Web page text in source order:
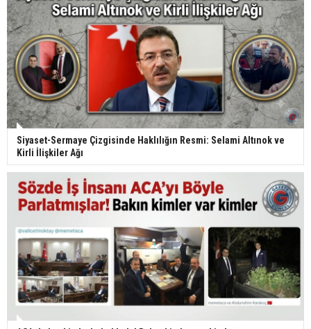
Siyaset-Sermaye Çizgisinde Haklılığın Resmi: Selami Altınok ve
Kirli İlişkiler Ağı